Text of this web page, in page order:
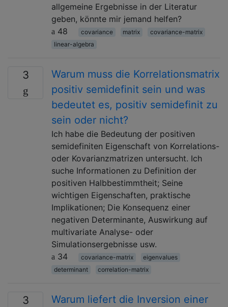
allgemeine Ergebnisse in der Literatur
geben, könnte mir jemand helfen?
48
covariance matrix
covariance-matrix
linear-algebra
3
Warum muss die Korrelationsmatrix
positiv semidefinit sein und was
bedeutet es, positiv semidefinit zu
sein oder nicht?
Ich habe die Bedeutung der positiven
semidefiniten Eigenschaft von Korrelations-
oder Kovarianzmatrizen untersucht. Ich
suche Informationen zu Definition der
positiven Halbbestimmtheit; Seine
wichtigen Eigenschaften, praktische
Implikationen; Die Konsequenz einer
negativen Determinante, Auswirkung auf
multivariate Analyse- oder
Simulationsergebnisse usw.
34
covariance-matrix
eigenvalues
determinant
correlation-matrix
3
Warum liefert die Inversion einer